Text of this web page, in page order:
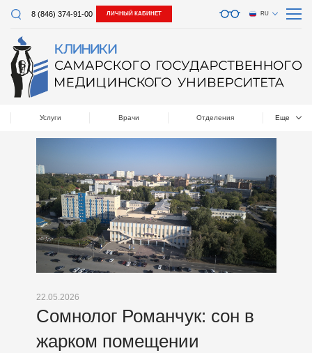
8 (846) 374-91-00 ЛИЧНЫЙ КАБИНЕТ RU
Услуги Врачи Отделения Еще
22.05.2026
Сомнолог Романчук: сон в
жарком помещении